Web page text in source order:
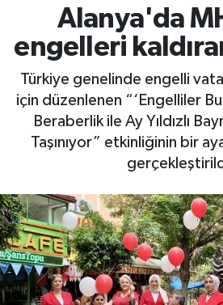
Alanya'da
engelleri
Türkiye genelinde engelli
için düzenlenen “‘Engelliler
Beraberlik ile Ay Yıldızlı
Taşınıyor” etkinliğinin bir
Diğer
Dünya
Ekonomi
Gizlilik İlkeleri - Privacy
Gündem
Politika
Spor
Haber Arşivi